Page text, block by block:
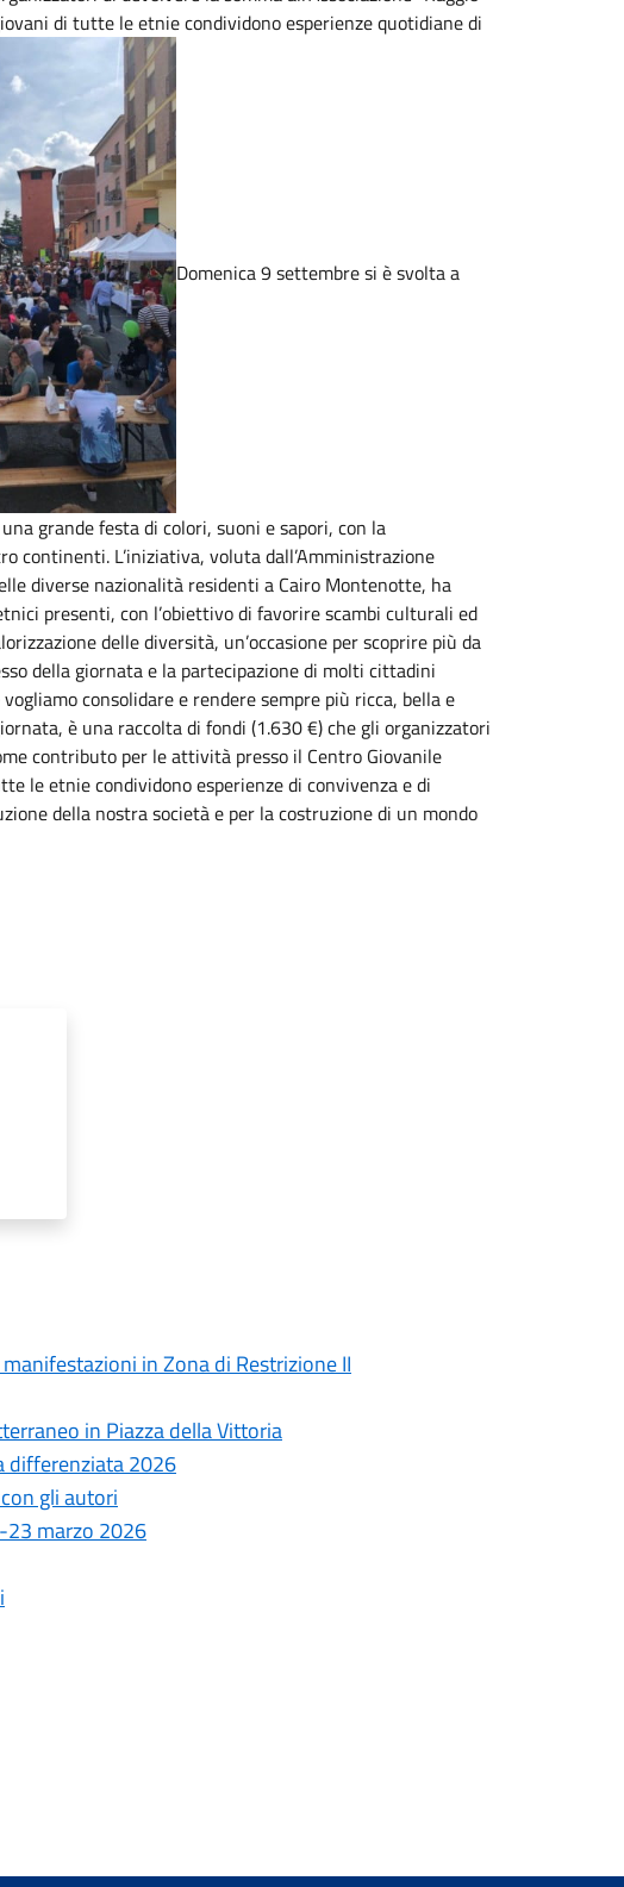
di tutte le etnie condividono esperienze quotidiane di
Domenica 9 settembre si è svolta a
grande festa di colori, suoni e sapori, con la
continenti. L’iniziativa, voluta dall’Amministrazione
diverse nazionalità residenti a Cairo Montenotte, ha
presenti, con l’obiettivo di favorire scambi culturali ed
delle diversità, un’occasione per scoprire più da
della giornata e la partecipazione di molti cittadini
consolidare e rendere sempre più ricca, bella e
è una raccolta di fondi (1.630 €) che gli organizzatori
contributo per le attività presso il Centro Giovanile
le etnie condividono esperienze di convivenza e di
della nostra società e per la costruzione di un mondo
in Zona di Restrizione II
in Piazza della Vittoria
differenziata 2026
gli autori
23 marzo 2026